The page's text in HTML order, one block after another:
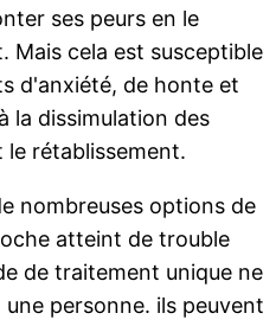
ses peurs en le
Mais cela est susceptible
d'anxiété, de honte et
la dissimulation des
rétablissement.
nombreuses options de
atteint de trouble
de traitement unique ne
personne. ils peuvent